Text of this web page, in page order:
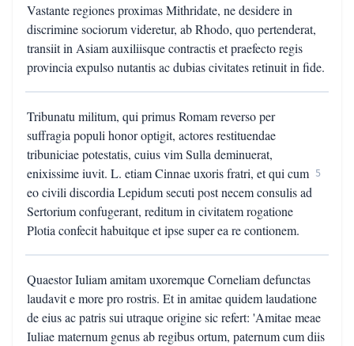
Vastante regiones proximas Mithridate, ne desidere in
discrimine sociorum videretur, ab Rhodo, quo pertenderat,
transiit in Asiam auxiliisque contractis et praefecto regis
provincia expulso nutantis ac dubias civitates retinuit in fide.
Tribunatu militum, qui primus Romam reverso per
suffragia populi honor optigit, actores restituendae
tribuniciae potestatis, cuius vim Sulla deminuerat,
enixissime iuvit. L. etiam Cinnae uxoris fratri, et qui cum
eo civili discordia Lepidum secuti post necem consulis ad
Sertorium confugerant, reditum in civitatem rogatione
Plotia confecit habuitque et ipse super ea re contionem.
5
Quaestor Iuliam amitam uxoremque Corneliam defunctas
laudavit e more pro rostris. Et in amitae quidem laudatione
de eius ac patris sui utraque origine sic refert: 'Amitae meae
Iuliae maternum genus ab regibus ortum, paternum cum diis